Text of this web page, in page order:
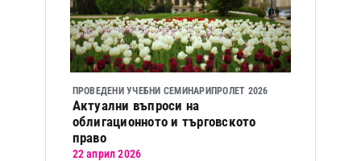
ПРОВЕДЕНИ УЧЕБНИ СЕМИНАРИПРОЛЕТ 2026
Актуални въпроси на
облигационното и търговското
право
22 април 2026